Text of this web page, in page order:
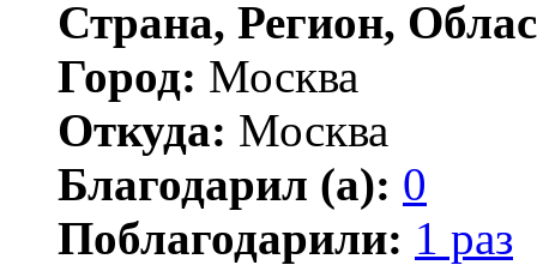
Страна, Регион,
Город: Москва
Откуда: Москва
Благодарил (а): 0
Поблагодарили: 1 раз